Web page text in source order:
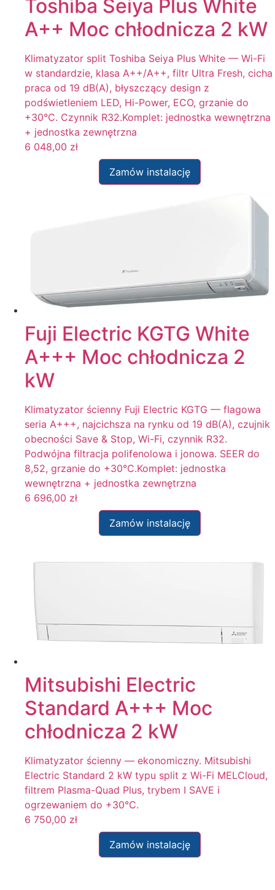
Toshiba Seiya Plus White
A++ Moc chłodnicza 2 kW
Klimatyzator split Toshiba Seiya Plus White — Wi-Fi
w standardzie, klasa A++/A++, filtr Ultra Fresh, cicha
praca od 19 dB(A), błyszczący design z
podświetleniem LED, Hi-Power, ECO, grzanie do
+30°C. Czynnik R32.Komplet: jednostka wewnętrzna
+ jednostka zewnętrzna
6 048,00 zł
Zamów instalację
Fuji Electric KGTG White
A+++ Moc chłodnicza 2
kW
Klimatyzator ścienny Fuji Electric KGTG — flagowa
seria A+++, najcichsza na rynku od 19 dB(A), czujnik
obecności Save & Stop, Wi-Fi, czynnik R32.
Podwójna filtracja polifenolowa i jonowa. SEER do
8,52, grzanie do +30°C.Komplet: jednostka
wewnętrzna + jednostka zewnętrzna
6 696,00 zł
Zamów instalację
Mitsubishi Electric
Standard A+++ Moc
chłodnicza 2 kW
Klimatyzator ścienny — ekonomiczny. Mitsubishi
Electric Standard 2 kW typu split z Wi-Fi MELCloud,
filtrem Plasma-Quad Plus, trybem I SAVE i
ogrzewaniem do +30°C.
6 750,00 zł
Zamów instalację